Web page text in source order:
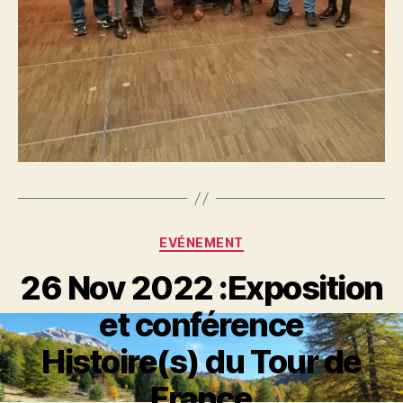
Catégories
EVÉNEMENT
26 Nov 2022 :Exposition
et conférence
Histoire(s) du Tour de